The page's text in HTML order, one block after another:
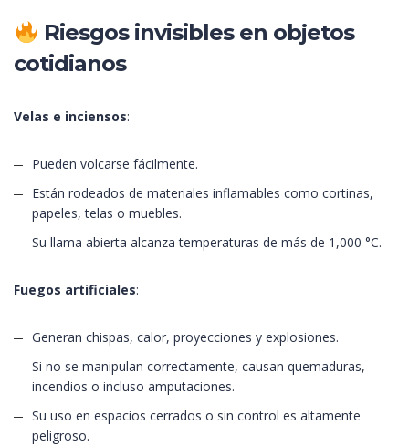
Riesgos invisibles en objetos
cotidianos
Velas e inciensos:
Pueden volcarse fácilmente.
Están rodeados de materiales inflamables como cortinas,
papeles, telas o muebles.
Su llama abierta alcanza temperaturas de más de 1,000 °C.
Fuegos artificiales:
Generan chispas, calor, proyecciones y explosiones.
Si no se manipulan correctamente, causan quemaduras,
incendios o incluso amputaciones.
Su uso en espacios cerrados o sin control es altamente
peligroso.